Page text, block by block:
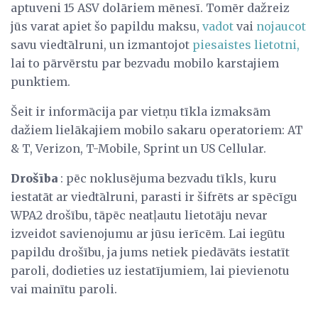
aptuveni 15 ASV dolāriem mēnesī. Tomēr dažreiz
jūs varat apiet šo papildu maksu, vadot vai nojaucot
savu viedtālruni, un izmantojot piesaistes lietotni,
lai to pārvērstu par bezvadu mobilo karstajiem
punktiem.
Šeit ir informācija par vietņu tīkla izmaksām
dažiem lielākajiem mobilo sakaru operatoriem: AT
& T, Verizon, T-Mobile, Sprint un US Cellular.
Drošība : pēc noklusējuma bezvadu tīkls, kuru
iestatāt ar viedtālruni, parasti ir šifrēts ar spēcīgu
WPA2 drošību, tāpēc neatļautu lietotāju nevar
izveidot savienojumu ar jūsu ierīcēm. Lai iegūtu
papildu drošību, ja jums netiek piedāvāts iestatīt
paroli, dodieties uz iestatījumiem, lai pievienotu
vai mainītu paroli.